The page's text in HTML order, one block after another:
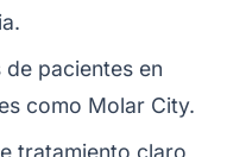
pacientes en
como Molar City.